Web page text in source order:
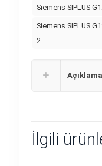
Siemens SIPLUS
Siemens SIPLUS
2
Açıklama
İlgili